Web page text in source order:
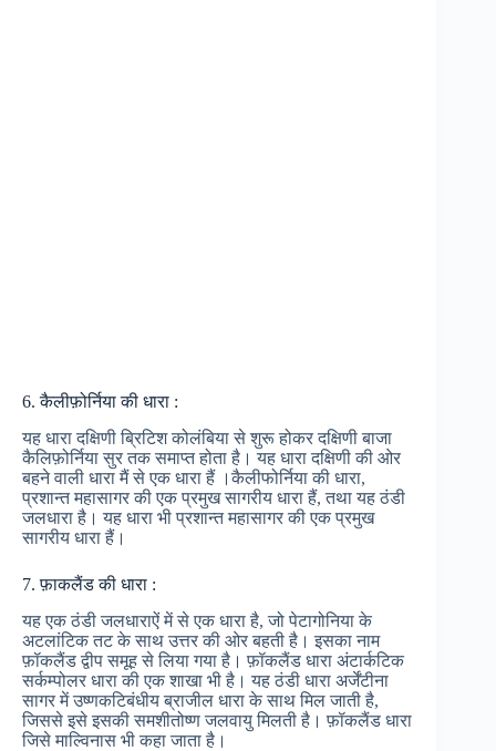
6. कैलीफ़ोर्निया की धारा :
यह धारा दक्षिणी ब्रिटिश कोलंबिया से शुरू होकर दक्षिणी बाजा
कैलिफ़ोर्निया सुर तक समाप्त होता है। यह धारा दक्षिणी की ओर
बहने वाली धारा मैं से एक धारा हैं ।कैलीफोर्निया की धारा,
प्रशान्त महासागर की एक प्रमुख सागरीय धारा हैं, तथा यह ठंडी
जलधारा है। यह धारा भी प्रशान्त महासागर की एक प्रमुख
सागरीय धारा हैं।
7. फ़ाकलैंड की धारा :
यह एक ठंडी जलधाराऐं में से एक धारा है, जो पेटागोनिया के
अटलांटिक तट के साथ उत्तर की ओर बहती है। इसका नाम
फ़ॉकलैंड द्वीप समूह से लिया गया है। फ़ॉकलैंड धारा अंटार्कटिक
सर्कम्पोलर धारा की एक शाखा भी है। यह ठंडी धारा अर्जेंटीना
सागर में उष्णकटिबंधीय ब्राजील धारा के साथ मिल जाती है,
जिससे इसे इसकी समशीतोष्ण जलवायु मिलती है। फ़ॉकलैंड धारा
जिसे माल्विनास भी कहा जाता है।